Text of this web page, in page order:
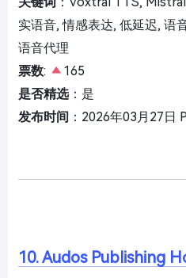
实语音, 情感表达, 低延迟, 语
语音代理
票数:
165
是否精选：是
发布时间 ：2026年03月27日
10. Audos Publishing